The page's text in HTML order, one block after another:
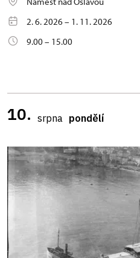
2. 6. 2026 – 1. 11. 2026
9.00 – 15.00
10. srpna pondělí